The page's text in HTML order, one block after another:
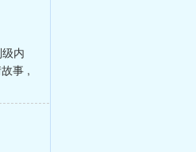
内
事 ,